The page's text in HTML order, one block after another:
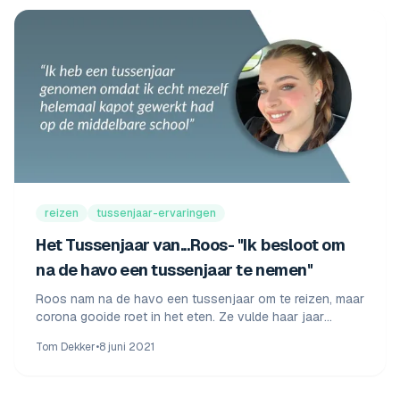
reizen tussenjaar-ervaringen
Het Tussenjaar van...Roos- "Ik besloot om
na de havo een tussenjaar te nemen"
Roos nam na de havo een tussenjaar om te reizen, maar
corona gooide roet in het eten. Ze vulde haar jaar
Tom Dekker•8 juni 2021